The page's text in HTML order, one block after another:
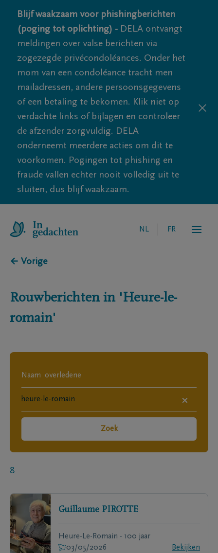
Blijf waakzaam voor phishingberichten
(poging tot oplichting) - DELA ontvangt
meldingen over valse berichten via
zogezegde privécondoléances. Onder het
mom van een condoléance tracht men
mailadressen, andere persoonsgegevens
of een betaling te bekomen. Klik niet op
verdachte links of bijlagen en controleer
de afzender zorgvuldig. DELA
onderneemt meerdere acties om dit te
voorkomen. Pogingen tot phishing en
fraude vallen echter nooit volledig uit te
sluiten, dus blijf waakzaam.
NL FR
← Vorige
Rouwberichten in 'Heure-le-
romain'
×
Zoek
8
Guillaume PIROTTE
Heure-Le-Romain - 100 jaar
03/05/2026
Bekijken